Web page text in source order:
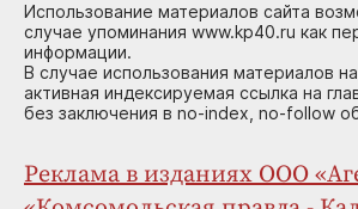
Использование материалов сайта
случае упоминания www.kp40.ru как
информации.
В случае использования материалов
активная индексируемая ссылка на
без заключения в no-index, no-follow
Реклама в изданиях ООО